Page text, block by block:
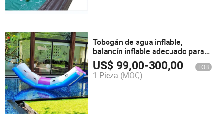
Tobogán de agua inflable,
balancín inflable adecuado para
adultos y niños, flotante para
piscina
US$ 99,00-300,00 FOB
1 Pieza (MOQ)